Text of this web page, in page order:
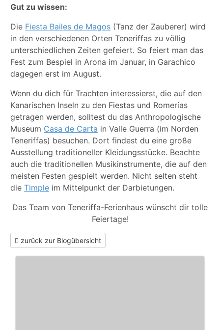
Gut zu wissen:
Die Fiesta Bailes de Magos (Tanz der Zauberer) wird
in den verschiedenen Orten Teneriffas zu völlig
unterschiedlichen Zeiten gefeiert. So feiert man das
Fest zum Bespiel in Arona im Januar, in Garachico
dagegen erst im August.
Wenn du dich für Trachten interessierst, die auf den
Kanarischen Inseln zu den Fiestas und Romerías
getragen werden, solltest du das Anthropologische
Museum Casa de Carta in Valle Guerra (im Norden
Teneriffas) besuchen. Dort findest du eine große
Ausstellung traditioneller Kleidungsstücke. Beachte
auch die traditionellen Musikinstrumente, die auf den
meisten Festen gespielt werden. Nicht selten steht
dieTimple im Mittelpunkt der Darbietungen.
Das Team von Teneriffa-Ferienhaus wünscht dir tolle
Feiertage!
zurück zur Blogübersicht